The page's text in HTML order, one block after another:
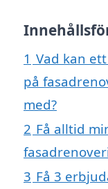
1 Vad kan
på
med?
2 Få alltid
3 Få 3